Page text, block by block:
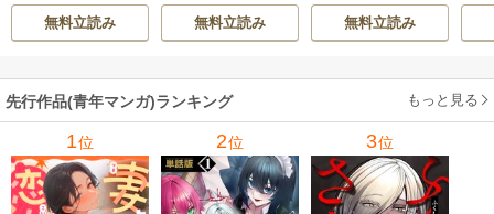
たので、外れスキ
ル【テイム】を駆
してみた
可也
無料立読み
無料立読み
フは不要と勇者パ
ーティーを追い出
魔王軍の最高幹部
に迎えられる～
ル／SBクリエイテ
ィブ刊）/蚕堂j1
六/ユウヒ
無料立読み
Ａ
先行作品(青年マンガ)ランキング もっと見る
1位 2位 3位